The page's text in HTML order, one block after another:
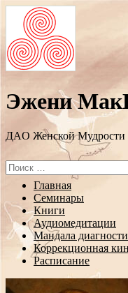
Эжени
ДAO Женской Мудрости
Search
for:
Перейти
содержанию
Главная
Семинары
Книги
Аудиомедитации
Мандала
Коррекционная
Расписание